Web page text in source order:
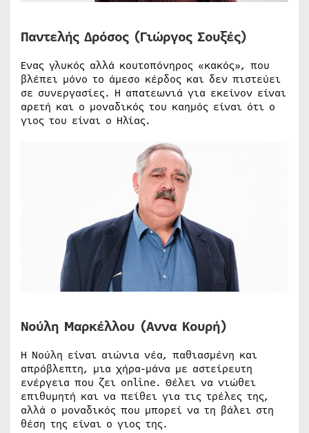
Παντελής Δρόσος (Γιώργος Σουξές)
Ενας γλυκός αλλά κουτοπόνηρος «κακός», που
βλέπει μόνο το άμεσο κέρδος και δεν πιστεύει
σε συνεργασίες. Η απατεωνιά για εκείνον είναι
αρετή και ο μοναδικός του καημός είναι ότι ο
γιος του είναι ο Ηλίας.
Νούλη Μαρκέλλου (Αννα Κουρή)
Η Νούλη είναι αιώνια νέα, παθιασμένη και
απρόβλεπτη, μια χήρα-μάνα με αστείρευτη
ενέργεια που ζει online. Θέλει να νιώθει
επιθυμητή και να πείθει για τις τρέλες της,
αλλά ο μοναδικός που μπορεί να τη βάλει στη
θέση της είναι ο γιος της.